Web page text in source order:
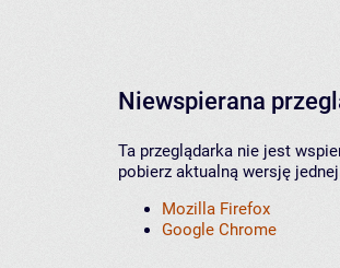
Niewspierana
Ta przeglądarka nie jest
pobierz aktualną wersję
Mozilla Firefox
Google Chrome